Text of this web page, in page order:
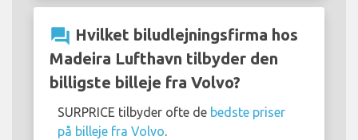
question_answer Hvilket biludlejningsfirma hos
Madeira Lufthavn tilbyder den
billigste billeje fra Volvo?
SURPRICE tilbyder ofte de bedste priser
på billeje fra Volvo.